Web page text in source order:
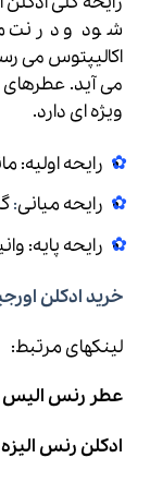
شود و در نت
اکالیپتوس می
ویژه ای دارد.
رایحه اولیه:
رایحه میانی:
رایحه پایه:
خرید ادکلن
لینکهای مرتبط:
عطر رنس الیس
ادکلن رنس الیزه